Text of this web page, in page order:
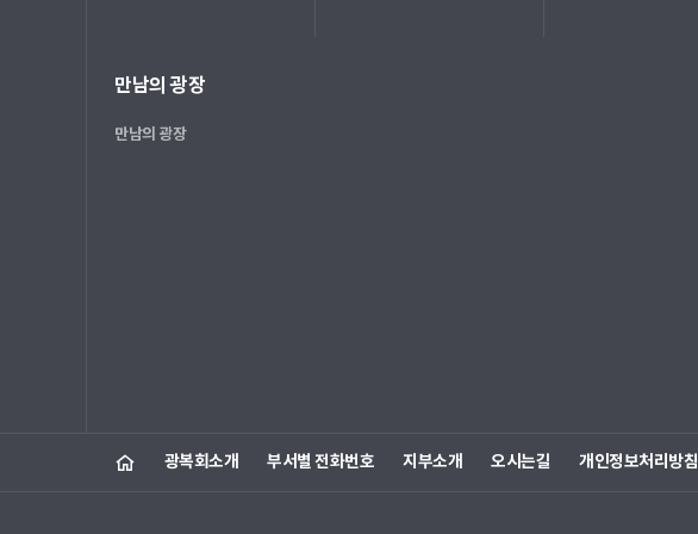
만남의 광장
만남의 광장
광복회소개 부서별 전화번호 지부소개 오시는길 개인정보처리방침